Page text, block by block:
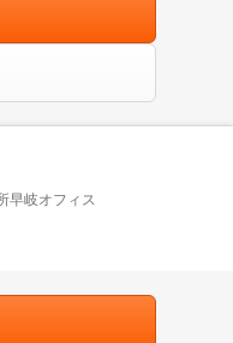
早岐オフィス